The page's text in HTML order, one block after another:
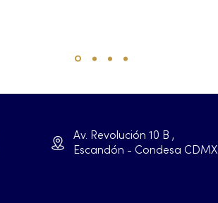
Av. Revolución 10 B ,
Escandón - Condesa CDMX